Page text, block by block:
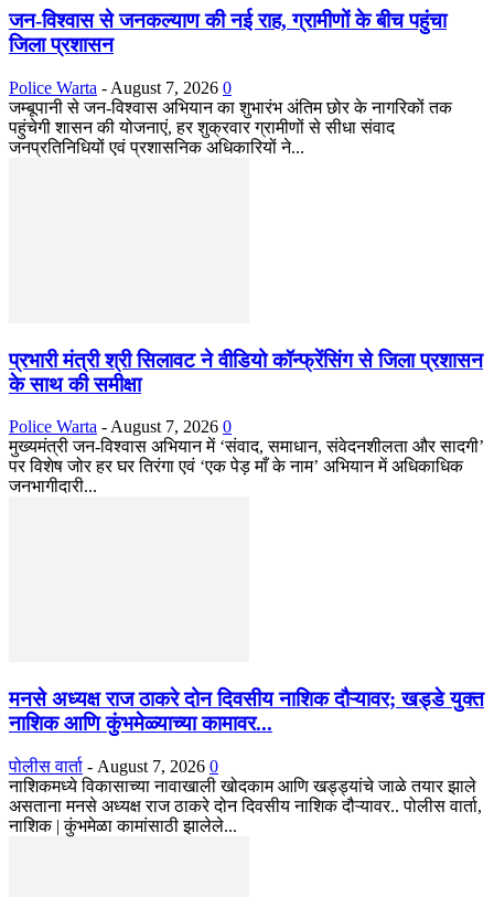
जन-विश्वास से जनकल्याण की नई राह, ग्रामीणों के बीच पहुंचा
जिला प्रशासन
Police Warta - August 7, 2026 0
जम्बूपानी से जन-विश्वास अभियान का शुभारंभ अंतिम छोर के नागरिकों तक
पहुंचेगी शासन की योजनाएं, हर शुक्रवार ग्रामीणों से सीधा संवाद
जनप्रतिनिधियों एवं प्रशासनिक अधिकारियों ने...
प्रभारी मंत्री श्री सिलावट ने वीडियो कॉन्फ्रेंसिंग से जिला प्रशासन
के साथ की समीक्षा
Police Warta - August 7, 2026 0
मुख्यमंत्री जन-विश्वास अभियान में ‘संवाद, समाधान, संवेदनशीलता और सादगी’
पर विशेष जोर हर घर तिरंगा एवं ‘एक पेड़ माँ के नाम’ अभियान में अधिकाधिक
जनभागीदारी...
मनसे अध्यक्ष राज ठाकरे दोन दिवसीय नाशिक दौऱ्यावर; खड्डे युक्त
नाशिक आणि कुंभमेळ्याच्या कामावर...
पोलीस वार्ता - August 7, 2026 0
नाशिकमध्ये विकासाच्या नावाखाली खोदकाम आणि खड्ड्यांचे जाळे तयार झाले
असताना मनसे अध्यक्ष राज ठाकरे दोन दिवसीय नाशिक दौऱ्यावर.. पोलीस वार्ता,
नाशिक | कुंभमेळा कामांसाठी झालेले...